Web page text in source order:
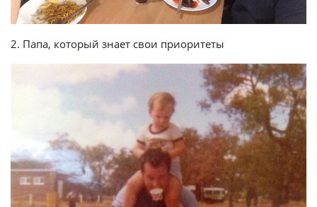
2. Папа, который знает свои приоритеты